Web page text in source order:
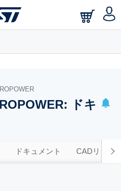
searches.
ドキ
ドキュメント CADリソー